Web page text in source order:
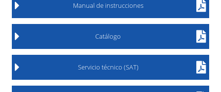
Manual de instrucciones
Catálogo
Servicio técnico (SAT)